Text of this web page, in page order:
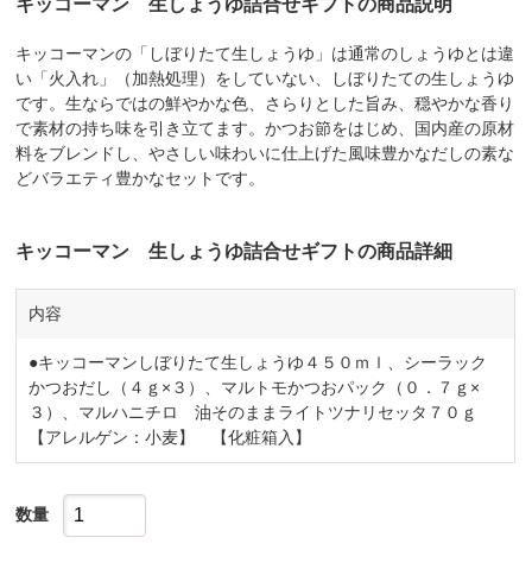
キッコーマン 生しょうゆ詰合せギフトの商品説明
キッコーマンの「しぼりたて生しょうゆ」は通常のしょうゆとは違
い「火入れ」（加熱処理）をしていない、しぼりたての生しょうゆ
です。生ならではの鮮やかな色、さらりとした旨み、穏やかな香り
で素材の持ち味を引き立てます。かつお節をはじめ、国内産の原材
料をブレンドし、やさしい味わいに仕上げた風味豊かなだしの素な
どバラエティ豊かなセットです。
キッコーマン 生しょうゆ詰合せギフトの商品詳細
内容
●キッコーマンしぼりたて生しょうゆ４５０ｍｌ、シーラック
かつおだし（４ｇ×３）、マルトモかつおパック（０．７ｇ×
３）、マルハニチロ 油そのままライトツナリセッタ７０ｇ
【アレルゲン：小麦】 【化粧箱入】
数量